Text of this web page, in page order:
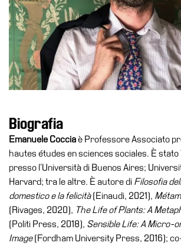
Educazione
Formazione
Ricerca
Famiglie
Visite
guidate
Progetto
Summer
School
Progetti
Speciali
Ricerca
Biografia
Emanuele Cocciaè Professore Associato
hautes études en sciences sociales. È
presso l’Università di Buenos Aires;
Harvard; tra le altre. È autore di Filosofia
domestico e la felicità(Einaudi, 2021),
(Rivages, 2020), The Life of Plants: A
(Politi Press, 2018), Sensible Life: A Micro-
Image(Fordham University Press, 2016);